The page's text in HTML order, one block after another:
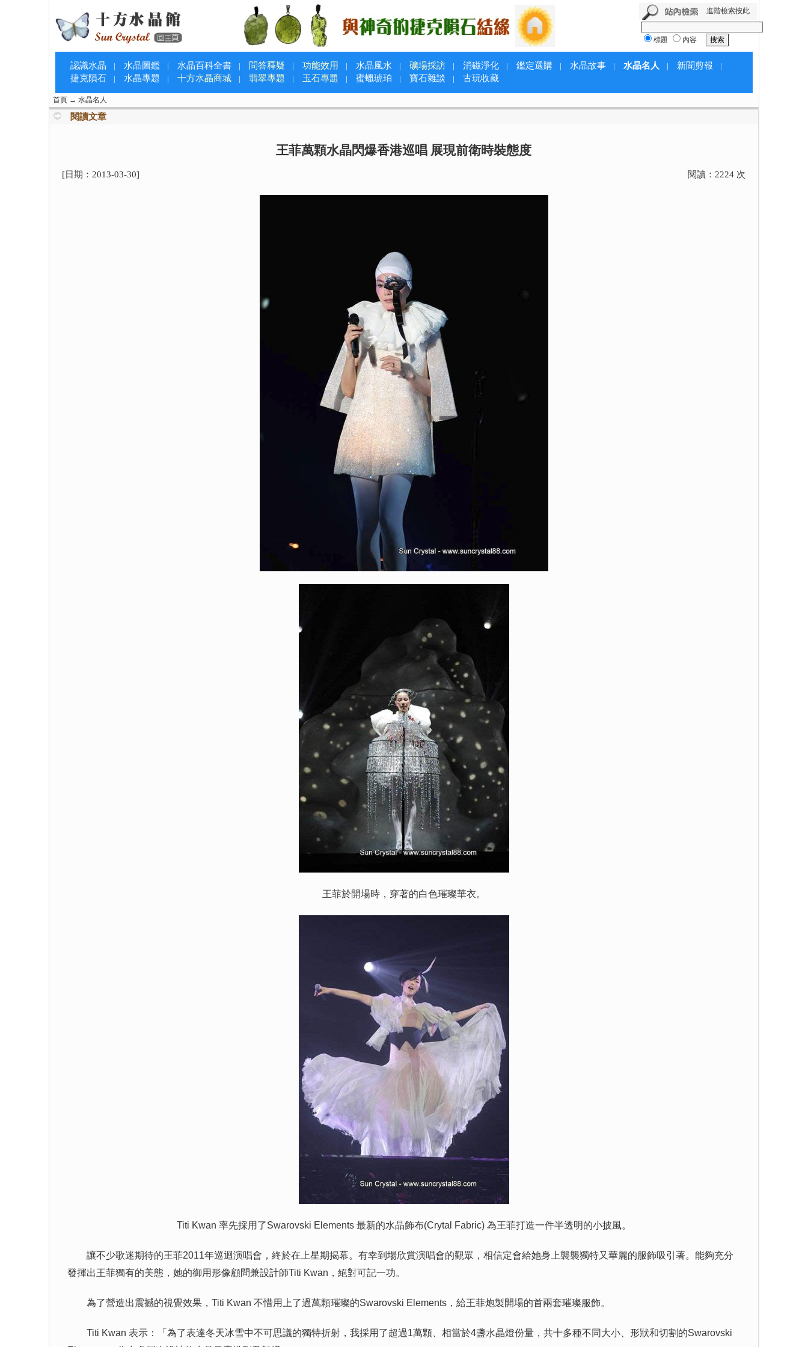
進階檢索按此
標題 內容
認識水晶 | 水晶圖鑑 | 水晶百科全書 | 問答釋疑 | 功能效用 | 水晶風水 | 礦場採訪 | 消磁淨化 | 鑑定選購 | 水晶故事 | 水晶名人 | 新聞剪報 |
捷克隕石 | 水晶專題 | 十方水晶商城 | 翡翠專題 | 玉石專題 | 蜜蠟琥珀 | 寶石雜談 | 古玩收藏
首頁 → 水晶名人
閱讀文章
王菲萬顆水晶閃爆香港巡唱 展現前衛時裝態度
[日期： 2013-03-30] 閱讀： 2224 次
王菲於開場時，穿著的白色璀璨華衣。
Titi Kwan 率先採用了Swarovski Elements 最新的水晶飾布(Crytal Fabric) 為王菲打造一件半透明的小披風。
讓不少歌迷期待的王菲2011年巡迴演唱會，終於在上星期揭幕。有幸到場欣賞演唱會的觀眾，相信定會給她身上襲襲獨特又華麗的服飾吸引著。能夠充分
發揮出王菲獨有的美態，她的御用形像顧問兼設計師Titi Kwan，絕對可記一功。
為了營造出震撼的視覺效果，Titi Kwan 不惜用上了過萬顆璀璨的Swarovski Elements，給王菲炮製開場的首兩套璀璨服飾。
Titi Kwan 表示：「為了表達冬天冰雪中不可思議的獨特折射，我採用了超過1萬顆、相當於4盞水晶燈份量，共十多種不同大小、形狀和切割的Swarovski